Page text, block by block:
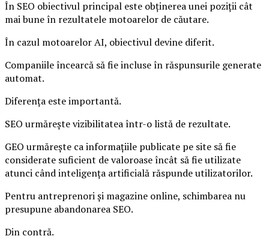
În SEO obiectivul principal este obținerea unei poziții cât
mai bune în rezultatele motoarelor de căutare.
În cazul motoarelor AI, obiectivul devine diferit.
Companiile încearcă să fie incluse în răspunsurile generate
automat.
Diferența este importantă.
SEO urmărește vizibilitatea într-o listă de rezultate.
GEO urmărește ca informațiile publicate pe site să fie
considerate suficient de valoroase încât să fie utilizate
atunci când inteligența artificială răspunde utilizatorilor.
Pentru antreprenori și magazine online, schimbarea nu
presupune abandonarea SEO.
Din contră.